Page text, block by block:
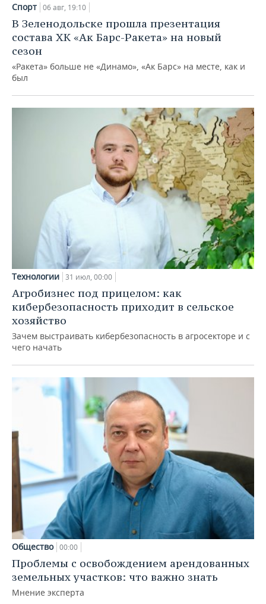
Спорт 06 авг, 19:10
В Зеленодольске прошла презентация
состава ХК «Ак Барс-Ракета» на новый
сезон
«Ракета» больше не «Динамо», «Ак Барс» на месте, как и
был
Технологии 31 июл, 00:00
Агробизнес под прицелом: как
кибербезопасность приходит в сельское
хозяйство
Зачем выстраивать кибербезопасность в агросекторе и с
чего начать
Общество 00:00
Проблемы с освобождением арендованных
земельных участков: что важно знать
Мнение эксперта